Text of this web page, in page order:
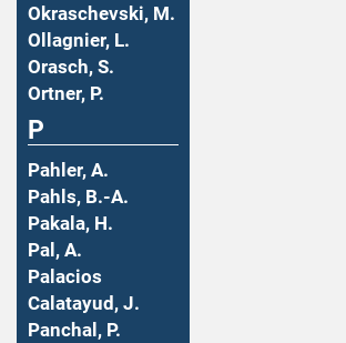
Okraschevski, M.
Ollagnier, L.
Orasch, S.
Ortner, P.
P
Pahler, A.
Pahls, B.-A.
Pakala, H.
Pal, A.
Palacios
Calatayud, J.
Panchal, P.